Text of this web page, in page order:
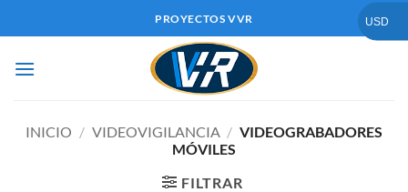
al
PROYECTOS VVR
INICIO / VIDEOVIGILANCIA / VIDEOGRABADORES
MÓVILES
FILTRAR
USD